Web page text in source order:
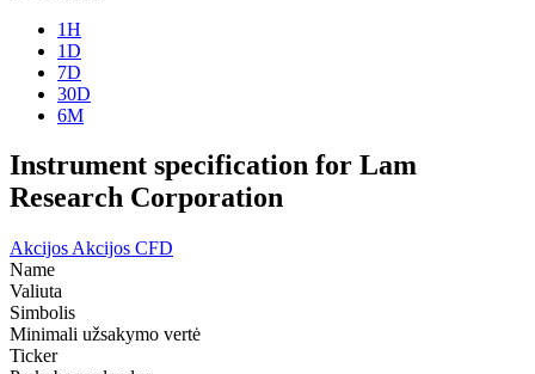
1H
1D
7D
30D
6M
Instrument specification for Lam
Research Corporation
Akcijos Akcijos CFD
Name
Valiuta
Simbolis
Minimali užsakymo vertė
Ticker